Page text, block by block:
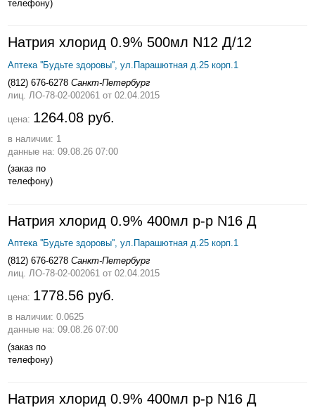
телефону)
Натрия хлорид 0.9% 500мл N12 Д/12
Аптека ''Будьте здоровы'', ул.Парашютная д.25 корп.1
(812) 676-6278 Санкт-Петербург
лиц. ЛО-78-02-002061 от 02.04.2015
цена: 1264.08 руб.
в наличии: 1
данные на: 09.08.26 07:00
(заказ по
телефону)
Натрия хлорид 0.9% 400мл р-р N16 Д
Аптека ''Будьте здоровы'', ул.Парашютная д.25 корп.1
(812) 676-6278 Санкт-Петербург
лиц. ЛО-78-02-002061 от 02.04.2015
цена: 1778.56 руб.
в наличии: 0.0625
данные на: 09.08.26 07:00
(заказ по
телефону)
Натрия хлорид 0.9% 400мл р-р N16 Д